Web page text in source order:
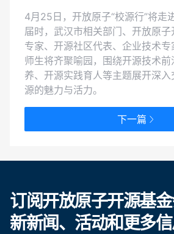
4月25日，开放原子“校源行”将走
届时，武汉市相关部门、开放原
专家、开源社区代表、企业技术
师生将齐聚喻园，围绕开源技术
养、开源实践育人等主题展开深
源的魅力与活力。
下一篇
订阅开放原子开源基
新新闻、活动和更多